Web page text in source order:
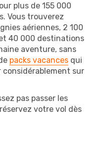
plus de 155 000
Vous trouverez
aériennes, 2 100
40 000 destinations
aventure, sans
packs vacances qui
considérablement sur
pas passer les
votre vol dès